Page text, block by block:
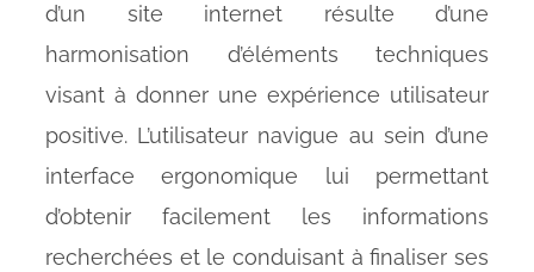
d’un site internet résulte d’une
harmonisation d’éléments techniques
visant à donner une expérience utilisateur
positive. L’utilisateur navigue au sein d’une
interface ergonomique lui permettant
d’obtenir facilement les informations
recherchées et le conduisant à finaliser ses